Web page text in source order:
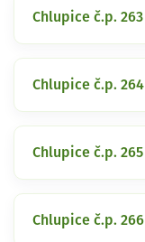
Chlupice č.p. 263
Chlupice č.p. 264
Chlupice č.p. 265
Chlupice č.p. 266